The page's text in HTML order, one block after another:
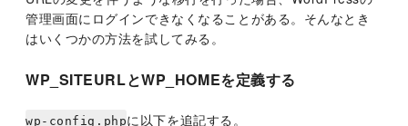
管理画面にログインできなくなることがある。そんなとき
はいくつかの方法を試してみる。
WP_SITEURLとWP_HOMEを定義する
wp-config.phpに以下を追記する。